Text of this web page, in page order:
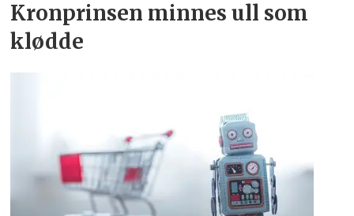
Kronprinsen minnes ull som
klødde